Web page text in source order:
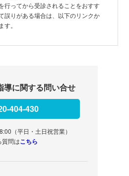
行ってから受診されることをおすす
誤りがある場合は、以下のリンクか
。
導に関する問い合せ
404-430
（平日・土日祝営業）
質問はこちら